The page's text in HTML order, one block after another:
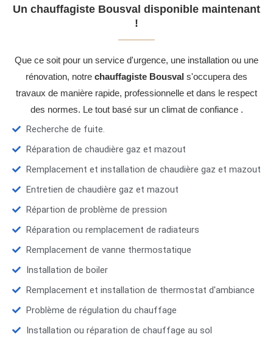
Un chauffagiste Bousval disponible maintenant
!
Que ce soit pour un service d'urgence, une installation ou une
rénovation, notre chauffagiste Bousval s'occupera des
travaux de manière rapide, professionnelle et dans le respect
des normes. Le tout basé sur un climat de confiance .
Recherche de fuite.
Réparation de chaudière gaz et mazout
Remplacement et installation de chaudière gaz et mazout
Entretien de chaudière gaz et mazout
Répartion de problème de pression
Réparation ou remplacement de radiateurs
Remplacement de vanne thermostatique
Installation de boiler
Remplacement et installation de thermostat d'ambiance
Problème de régulation du chauffage
Installation ou réparation de chauffage au sol